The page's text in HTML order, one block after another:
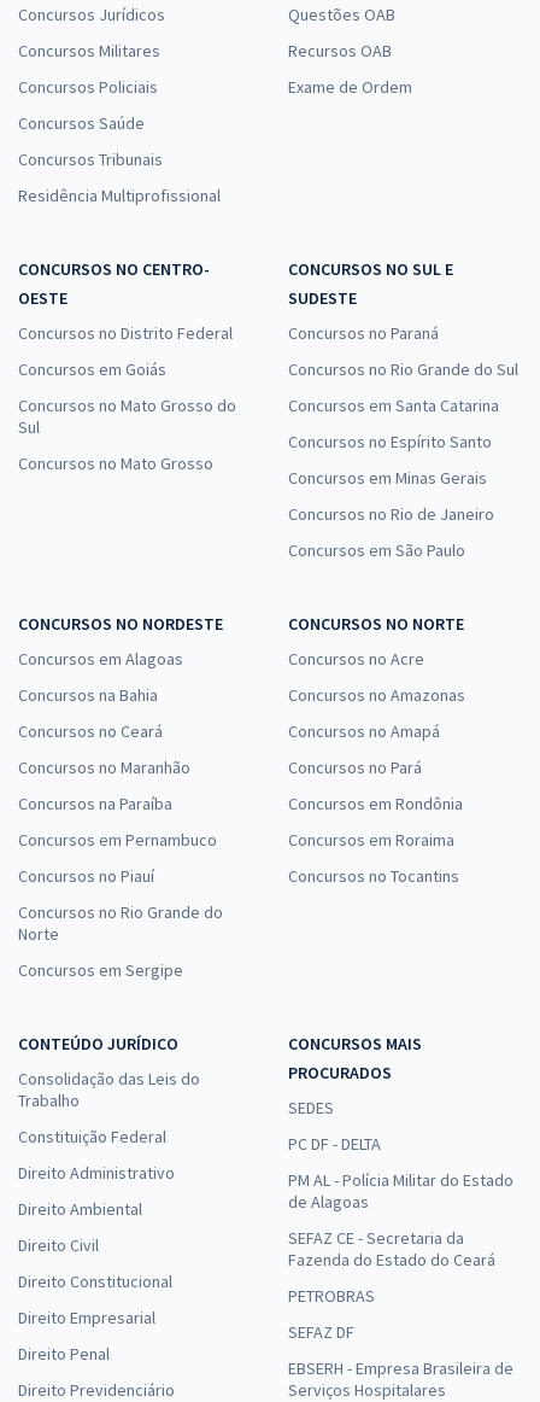
Concursos Jurídicos
Concursos Militares
Concursos Policiais
Concursos Saúde
Concursos Tribunais
Residência Multiprofissional
Questões OAB
Recursos OAB
Exame de Ordem
CONCURSOS NO CENTRO-
OESTE
Concursos no Distrito Federal
Concursos em Goiás
Concursos no Mato Grosso do
Sul
Concursos no Mato Grosso
CONCURSOS NO SUL E
SUDESTE
Concursos no Paraná
Concursos no Rio Grande do Sul
Concursos em Santa Catarina
Concursos no Espírito Santo
Concursos em Minas Gerais
Concursos no Rio de Janeiro
Concursos em São Paulo
CONCURSOS NO NORDESTE
Concursos em Alagoas
Concursos na Bahia
Concursos no Ceará
Concursos no Maranhão
Concursos na Paraíba
Concursos em Pernambuco
Concursos no Piauí
Concursos no Rio Grande do
Norte
Concursos em Sergipe
CONCURSOS NO NORTE
Concursos no Acre
Concursos no Amazonas
Concursos no Amapá
Concursos no Pará
Concursos em Rondônia
Concursos em Roraima
Concursos no Tocantins
CONTEÚDO JURÍDICO
Consolidação das Leis do
Trabalho
Constituição Federal
Direito Administrativo
Direito Ambiental
Direito Civil
Direito Constitucional
Direito Empresarial
Direito Penal
Direito Previdenciário
CONCURSOS MAIS
PROCURADOS
SEDES
PC DF - DELTA
PM AL - Polícia Militar do Estado
de Alagoas
SEFAZ CE - Secretaria da
Fazenda do Estado do Ceará
PETROBRAS
SEFAZ DF
EBSERH - Empresa Brasileira de
Serviços Hospitalares